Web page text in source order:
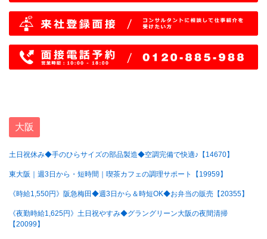
大阪
土日祝休み◆手のひらサイズの部品製造◆空調完備で快適♪【14670】
東大阪｜週3日から・短時間｜喫茶カフェの調理サポート【19959】
《時給1,550円》阪急梅田◆週3日から＆時短OK◆お弁当の販売【20355】
《夜勤時給1,625円》土日祝やすみ◆グラングリーン大阪の夜間清掃
【20099】